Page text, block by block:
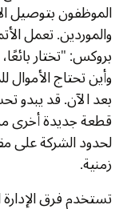
الموظفون بتوصيل
والموردين. تعمل
بروكس: "تختار
وأين تحتاج الأموال
بعد الآن. قد يبدو
قطعة جديدة أخرى
لحدود الشركة على
زمنية.
تستخدم فرق الإدارة